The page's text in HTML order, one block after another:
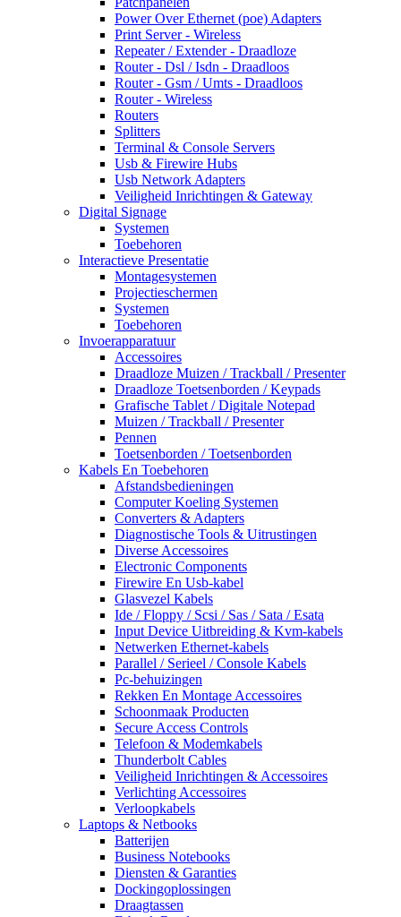
Power Over Ethernet (poe) Adapters
Print Server - Wireless
Repeater / Extender - Draadloze
Router - Dsl / Isdn - Draadloos
Router - Gsm / Umts - Draadloos
Router - Wireless
Routers
Splitters
Terminal & Console Servers
Usb & Firewire Hubs
Usb Network Adapters
Veiligheid Inrichtingen & Gateway
Digital Signage
Systemen
Toebehoren
Interactieve Presentatie
Montagesystemen
Projectieschermen
Systemen
Toebehoren
Invoerapparatuur
Accessoires
Draadloze Muizen / Trackball / Presenter
Draadloze Toetsenborden / Keypads
Grafische Tablet / Digitale Notepad
Muizen / Trackball / Presenter
Pennen
Toetsenborden / Toetsenborden
Kabels En Toebehoren
Afstandsbedieningen
Computer Koeling Systemen
Converters & Adapters
Diagnostische Tools & Uitrustingen
Diverse Accessoires
Electronic Components
Firewire En Usb-kabel
Glasvezel Kabels
Ide / Floppy / Scsi / Sas / Sata / Esata
Input Device Uitbreiding & Kvm-kabels
Netwerken Ethernet-kabels
Parallel / Serieel / Console Kabels
Pc-behuizingen
Rekken En Montage Accessoires
Schoonmaak Producten
Secure Access Controls
Telefoon & Modemkabels
Thunderbolt Cables
Veiligheid Inrichtingen & Accessoires
Verlichting Accessoires
Verloopkabels
Laptops & Netbooks
Batterijen
Business Notebooks
Diensten & Garanties
Dockingoplossingen
Draagtassen